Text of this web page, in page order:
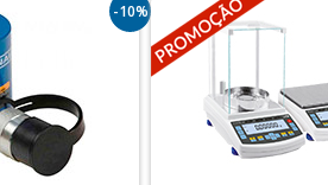
-10%